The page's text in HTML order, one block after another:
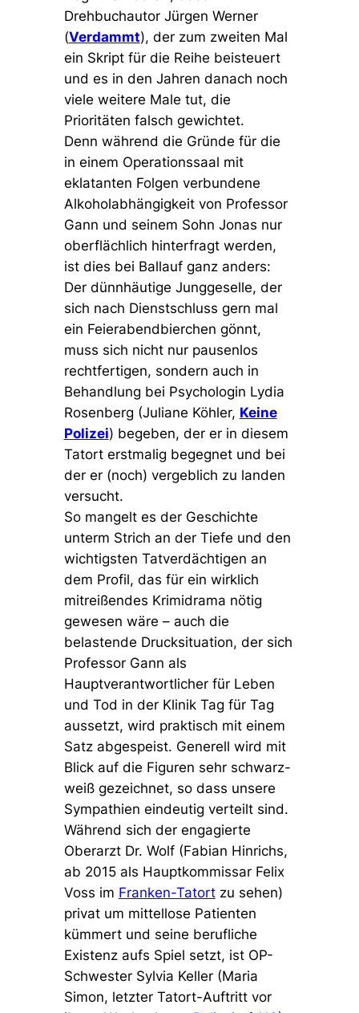
Drehbuchautor Jürgen Werner
(Verdammt), der zum zweiten Mal
ein Skript für die Reihe beisteuert
und es in den Jahren danach noch
viele weitere Male tut, die
Prioritäten falsch gewichtet.
Denn während die Gründe für die
in einem Operationssaal mit
eklatanten Folgen verbundene
Alkoholabhängigkeit von Professor
Gann und seinem Sohn Jonas nur
oberflächlich hinterfragt werden,
ist dies bei Ballauf ganz anders:
Der dünnhäutige Junggeselle, der
sich nach Dienstschluss gern mal
ein Feierabendbierchen gönnt,
muss sich nicht nur pausenlos
rechtfertigen, sondern auch in
Behandlung bei Psychologin Lydia
Rosenberg (Juliane Köhler, Keine
Polizei) begeben, der er in diesem
Tatort erstmalig begegnet und bei
der er (noch) vergeblich zu landen
versucht.
So mangelt es der Geschichte
unterm Strich an der Tiefe und den
wichtigsten Tatverdächtigen an
dem Profil, das für ein wirklich
mitreißendes Krimidrama nötig
gewesen wäre – auch die
belastende Drucksituation, der sich
Professor Gann als
Hauptverantwortlicher für Leben
und Tod in der Klinik Tag für Tag
aussetzt, wird praktisch mit einem
Satz abgespeist. Generell wird mit
Blick auf die Figuren sehr schwarz-
weiß gezeichnet, so dass unsere
Sympathien eindeutig verteilt sind.
Während sich der engagierte
Oberarzt Dr. Wolf (Fabian Hinrichs,
ab 2015 als Hauptkommissar Felix
Voss im Franken-Tatortzu sehen)
privat um mittellose Patienten
kümmert und seine berufliche
Existenz aufs Spiel setzt, ist OP-
Schwester Sylvia Keller (Maria
Simon, letzter Tatort-Auftritt vor